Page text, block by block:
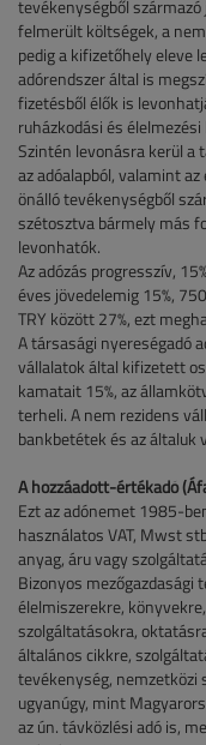
tevékenységből
felmerült költségek, a
pedig a kifizetőhely eleve
adórendszer által is
fizetésből élők is
ruházkodási és
Szintén levonásra kerül a
az adóalapból, valamint
önálló tevékenységből
szétosztva bármely más
levonhatók.
Az adózás progresszív,
éves jövedelemig 15%,
TRY között 27%, ezt
A társasági nyereségadó
vállalatok által kifizetett
kamatait 15%, az
terheli. A nem rezidens
bankbetétek és az általuk
A hozzáadott-értékadó
Ezt az adónemet 1985-
használatos VAT, Mwst
anyag, áru vagy
Bizonyos mezőgazdasági
élelmiszerekre,
szolgáltatásokra,
általános cikkre,
tevékenység, nemzetközi
ugyanúgy, mint
az ún. távközlési adó is,